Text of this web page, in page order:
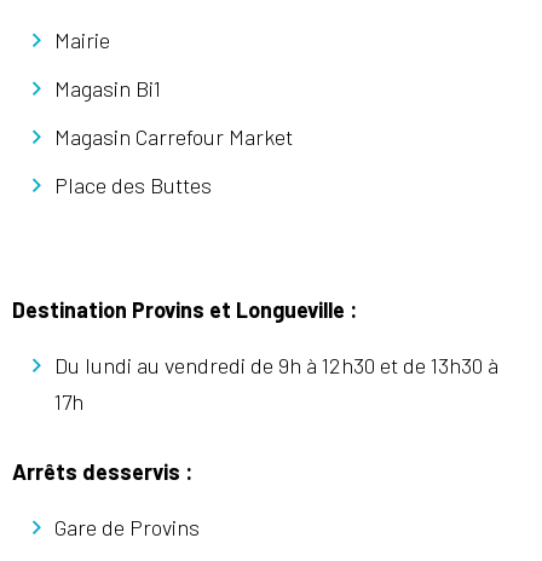
Mairie
Magasin Bi1
Magasin Carrefour Market
Place des Buttes
Destination Provins et Longueville :
Du lundi au vendredi de 9h à 12h30 et de 13h30 à
17h
Arrêts desservis :
Gare de Provins